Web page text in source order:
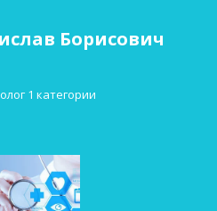
Борисович
1 категории